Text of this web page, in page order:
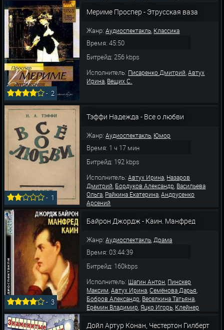
Александр,Кузнецова Ольга,Веселкина
-2
Мериме Проспер - Этрусская ваза
Жанр:Аудиоспектакль, Классика
Время: 45:50
Битрейд: 256 kbps
Исполнитель: Писаренко Дмитрий,Автух
Ирина, Вещих С.
- 1
Тэффи Надежда - Все о любви
Жанр:Аудиоспектакль Юмор
Время: 1 ч 17 мин
Битрейд: 192 kbps
Исполнитель:Автух Ирина Назаров
Дмитрий Бордуков Александр Васильева
Ольга Райкина Екатерина ,Андрусенко
Арсений
-3
Байрон Джордж - Каин. Манфред
Жанр:Аудиоспектакль,Драма
Время: 03:44:39
Битрейд: 160kbps
Исполнитель: Шагин Антон, Пинскер
Максим,Автух Ирина,Семёнова Дарья,
Бобров Александр, Веселкина Татьяна,
Ерёмин Владимир,Яцко Игорь, Клейнер
Ильина Людмила,Матюхова Татьяна,
Дойл Артур Конан, Честертон Гилберт